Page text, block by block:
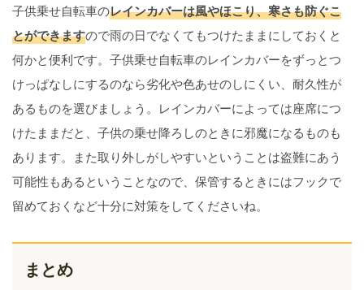
子供乗せ自転車のレインカバーは風やほこり、寒さも防ぐこ
とができますので雨の日でなくてもつけたままにしておくと
何かと便利です。子供乗せ自転車のレインカバーをずっとつ
けっぱなしにするのなら劣化や色あせのしにくい、耐久性が
あるものを選びましょう。レインカバーによっては座席につ
けたままだと、子供の乗せ降ろしのときに邪魔になるものも
あります。また取り外しがしやすいということは盗難にあう
可能性もあるということなので、保管するときにはフックで
留めておくなど十分に対策をしてくださいね。
まとめ